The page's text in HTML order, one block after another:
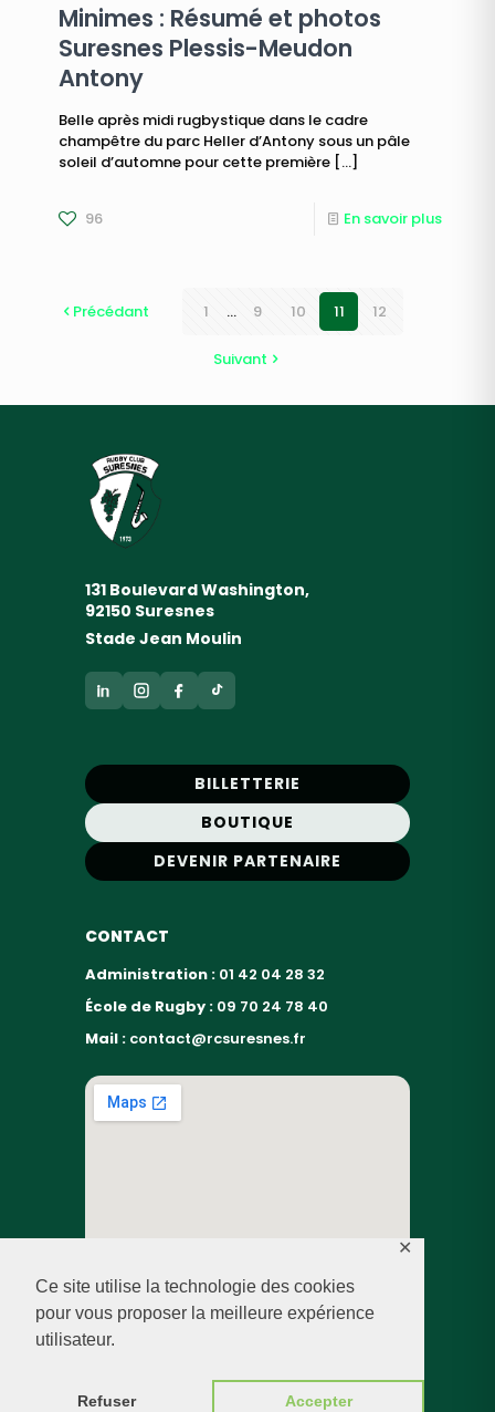
Ce site utilise la technologie des cookies
pour vous proposer la meilleure expérience
utilisateur.
Refuser Accepter
✕
Minimes : Résumé et photos
Suresnes Plessis-Meudon
Antony
Belle après midi rugbystique dans le cadre
champêtre du parc Heller d’Antony sous un pâle
soleil d’automne pour cette première […]
96 En savoir plus
Précédant 1 ... 9 10 11 12
Suivant
131 Boulevard Washington,
92150 Suresnes
Stade Jean Moulin
BILLETTERIE
BOUTIQUE
DEVENIR PARTENAIRE
CONTACT
Administration : 01 42 04 28 32
École de Rugby : 09 70 24 78 40
Mail : contact@rcsuresnes.fr
© RUGBY CLUB SURESNES – 2026 — TOUS DROITS